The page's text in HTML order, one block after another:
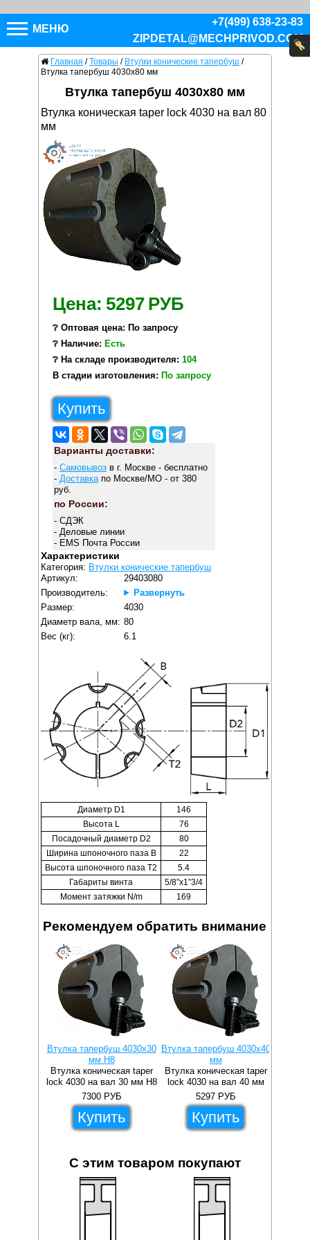
МЕНЮ
+7(499) 638-23-83
ZIPDETAL@MECHPRIVOD.COM
Главная / Товары / Втулки конические тапербуш /
Втулка тапербуш 4030x80 мм
Втулка тапербуш 4030x80 мм
Втулка коническая taper lock 4030 на вал 80
мм
Цена: 5297 РУБ
❔ Оптовая цена: По запросу
❔ Наличие: Есть
❔ На складе производителя: 104
В стадии изготовления: По запросу
Купить
Варианты доставки:
- Самовывозв г. Москве - бесплатно
- Доставкапо Москве/МО - от 380
руб.
по России:
- СДЭК
- Деловые линии
- EMS Почта России
Характеристики
Категория: Втулки конические тапербуш
Артикул:
29403080
Производитель:
Развернуть
Размер:
4030
Диаметр вала, мм: 80
Вес (кг):
6.1
Диаметр D1
146
Высота L
76
Посадочный диаметр D2
80
Ширина шпоночного паза B
22
Высота шпоночного паза T2
5.4
Габариты винта
5/8”x1”3/4
Момент затяжки N/m
169
Рекомендуем обратить внимание
Втулка тапербуш 4030x30
мм H8
Втулка коническая taper
lock 4030 на вал 30 мм H8
7300 РУБ
Купить
Втулка тапербуш 4030x40
мм
Втулка коническая taper
lock 4030 на вал 40 мм
5297 РУБ
Купить
С этим товаром покупают